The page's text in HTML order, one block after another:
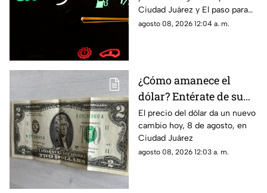
Ciudad Juárez y El paso para
hoy, 8 de agosto
agosto 08, 2026 12:04 a. m.
¿Cómo amanece el
dólar? Entérate de su
precio hoy, 8 de agosto,
en Ciudad Juárez
El precio del dólar da un nuevo
cambio hoy, 8 de agosto, en
Ciudad Juárez
agosto 08, 2026 12:03 a. m.